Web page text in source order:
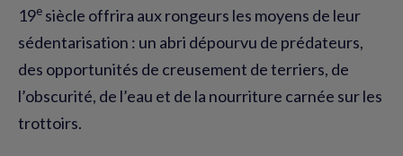
19e siècle offrira aux rongeurs les moyens de leur
sédentarisation : un abri dépourvu de prédateurs,
des opportunités de creusement de terriers, de
l’obscurité, de l’eau et de la nourriture carnée sur les
trottoirs.